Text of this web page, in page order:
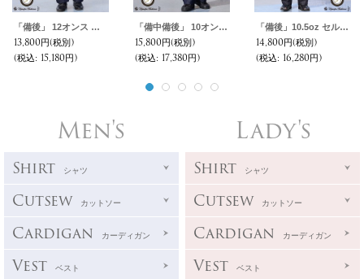
「備後」 12オンス セルヴィッチ 赤耳デニム 2タック ワイド イージーパンツ【MADE IN JAPAN】『日本製』/ Upscape Audience
13,800円(税別)
(税込: 15,180円)
「備中備後」 10オンス セルヴィッチ 白耳ストレッチデニム 2タック ワイド イージーパンツ【MADE IN JAPAN】『日本製』【送料無料】/ Upscape Audience
15,800円(税別)
(税込: 17,380円)
「備後」10.5oz セルヴィッチ 青耳ストレッチデニム US ARMY イージー ベイカーパンツ【MADE IN JAPAN】『日本製』【送料無料】/ Upscape Audience
14,800円(税別)
(税込: 16,280円)
Men's
Shirt シャツ
Cutsew カットソー
Cardigan カーディガン
Vest ベスト
Lady's
Shirt シャツ
Cutsew カットソー
Cardigan カーディガン
Vest ベスト